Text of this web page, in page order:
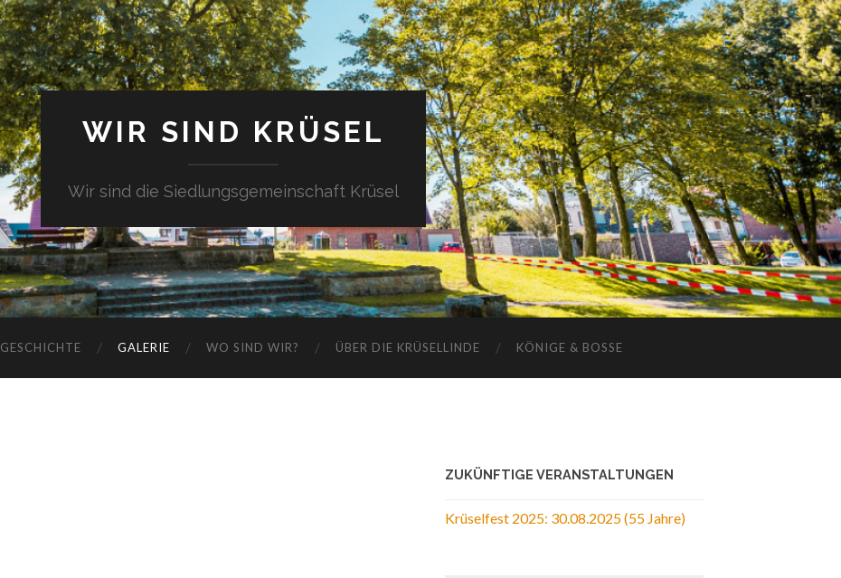
WIR SIND KRÜSEL
Wir sind die Siedlungsgemeinschaft Krüsel
GESCHICHTE GALERIE WO SIND WIR? ÜBER DIE KRÜSELLINDE KÖNIGE & BOSSE
ZUKÜNFTIGE VERANSTALTUNGEN
Krüselfest 2025: 30.08.2025 (55 Jahre)